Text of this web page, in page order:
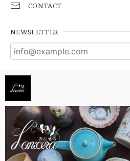
CONTACT
NEWSLETTER